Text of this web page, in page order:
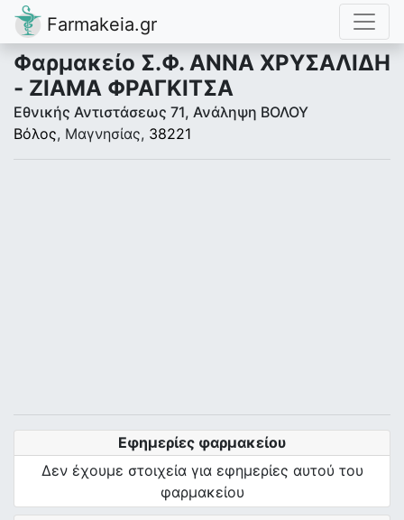
Farmakeia.gr
Φαρμακείο Σ.Φ. ΑΝΝΑ ΧΡΥΣΑΛΙΔΗ
- ΖΙΑΜΑ ΦΡΑΓΚΙΤΣΑ
Εθνικής Αντιστάσεως 71, Ανάληψη ΒΟΛΟΥ
Βόλος, Μαγνησίας, 38221
Εφημερίες φαρμακείου
Δεν έχουμε στοιχεία για εφημερίες αυτού του
φαρμακείου